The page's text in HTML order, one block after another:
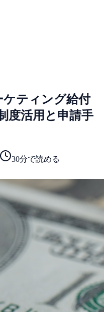
ケティング給付
度活用と申請手
30分で読める